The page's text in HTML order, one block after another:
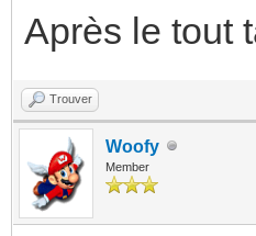
Après le tout
Trouver
Woofy
Member